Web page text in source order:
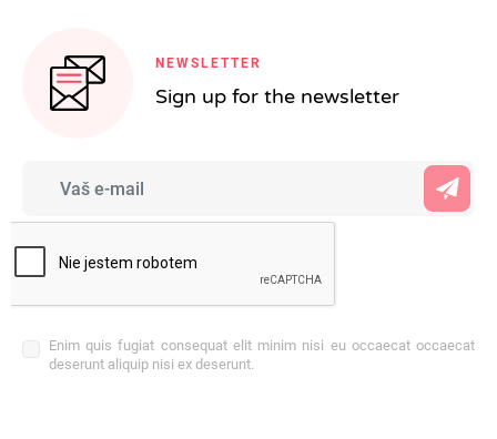
NEWSLETTER
Sign up for the newsletter
Enim quis fugiat consequat elit minim nisi eu occaecat occaecat
deserunt aliquip nisi ex deserunt.